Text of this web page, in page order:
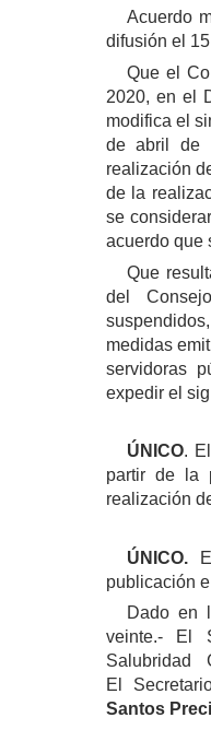
Acuerdo
difusión el
Que el
2020, en el
modifica el
de abril de
realización
de la
se
acuerdo que
Que
del
medidas
servidoras
expedir el
ÚNICO.
partir de la
realización
ÚNICO.El
publicación
Dado en
veinte.- El
Salubridad
El
Santos